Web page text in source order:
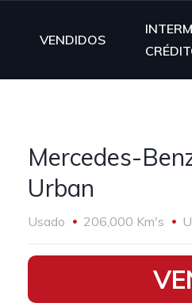
VENDIDOS
Mercedes-
Urban
Usado 206,000 Km's
•